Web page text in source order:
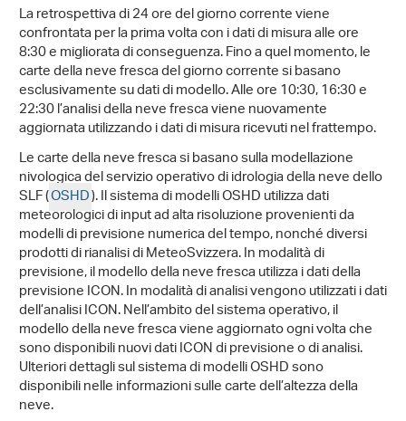
La retrospettiva di 24 ore del giorno corrente viene
confrontata per la prima volta con i dati di misura alle ore
8:30 e migliorata di conseguenza. Fino a quel momento, le
carte della neve fresca del giorno corrente si basano
esclusivamente su dati di modello. Alle ore 10:30, 16:30 e
22:30 l’analisi della neve fresca viene nuovamente
aggiornata utilizzando i dati di misura ricevuti nel frattempo.
Le carte della neve fresca si basano sulla modellazione
nivologica del servizio operativo di idrologia della neve dello
SLF (OSHD). Il sistema di modelli OSHD utilizza dati
meteorologici di input ad alta risoluzione provenienti da
modelli di previsione numerica del tempo, nonché diversi
prodotti di rianalisi di MeteoSvizzera. In modalità di
previsione, il modello della neve fresca utilizza i dati della
previsione ICON. In modalità di analisi vengono utilizzati i dati
dell’analisi ICON. Nell’ambito del sistema operativo, il
modello della neve fresca viene aggiornato ogni volta che
sono disponibili nuovi dati ICON di previsione o di analisi.
Ulteriori dettagli sul sistema di modelli OSHD sono
disponibili nelle informazioni sulle carte dell’altezza della
neve.